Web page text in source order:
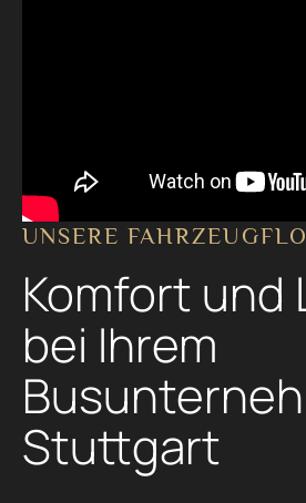
UNSERE
Komfort und
bei Ihrem
Stuttgart